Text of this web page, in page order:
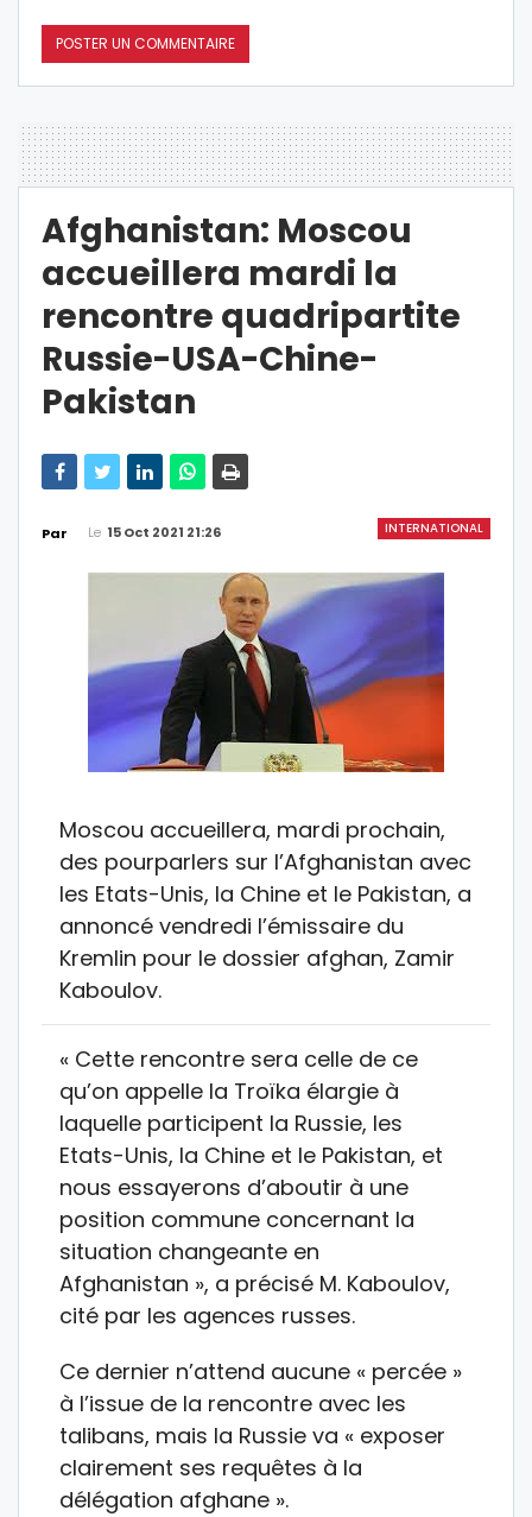
Afghanistan: Moscou
accueillera mardi la
rencontre quadripartite
Russie-USA-Chine-
Pakistan
INTERNATIONAL
Par Le 15 Oct 2021 21:26
Moscou accueillera, mardi prochain,
des pourparlers sur l’Afghanistan avec
les Etats-Unis, la Chine et le Pakistan, a
annoncé vendredi l’émissaire du
Kremlin pour le dossier afghan, Zamir
Kaboulov.
« Cette rencontre sera celle de ce
qu’on appelle la Troïka élargie à
laquelle participent la Russie, les
Etats-Unis, la Chine et le Pakistan, et
nous essayerons d’aboutir à une
position commune concernant la
situation changeante en
Afghanistan », a précisé M. Kaboulov,
cité par les agences russes.
Ce dernier n’attend aucune « percée »
à l’issue de la rencontre avec les
talibans, mais la Russie va « exposer
clairement ses requêtes à la
délégation afghane ».